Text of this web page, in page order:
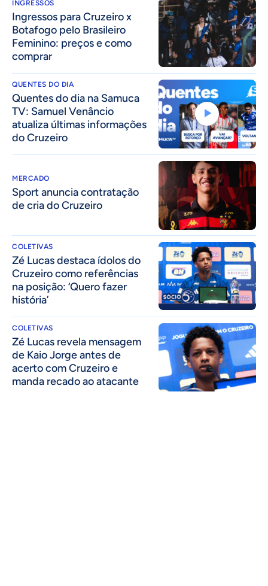
INGRESSOS
Ingressos para Cruzeiro x
Botafogo pelo Brasileiro
Feminino: preços e como
comprar
QUENTES DO DIA
Quentes do dia na Samuca
TV: Samuel Venâncio
atualiza últimas informações
do Cruzeiro
MERCADO
Sport anuncia contratação
de cria do Cruzeiro
COLETIVAS
Zé Lucas destaca ídolos do
Cruzeiro como referências
na posição: ‘Quero fazer
história’
COLETIVAS
Zé Lucas revela mensagem
de Kaio Jorge antes de
acerto com Cruzeiro e
manda recado ao atacante